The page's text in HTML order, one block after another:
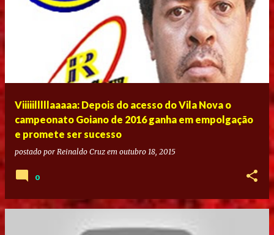
Viiiiilllllaaaaa: Depois do acesso do Vila Nova o
campeonato Goiano de 2016 ganha em empolgação
e promete ser sucesso
postado por Reinaldo Cruz em outubro 18, 2015
0